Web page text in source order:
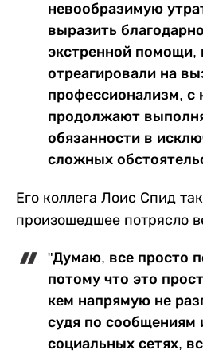
невообразимую
выразить
экстренной помощи,
отреагировали на
профессионализм, с
продолжают
обязанности в
сложных
Его коллега Лоис Спид
произошедшее потрясло
"Думаю, все просто
потому что это
кем напрямую не
судя по сообщениям
социальных сетях,